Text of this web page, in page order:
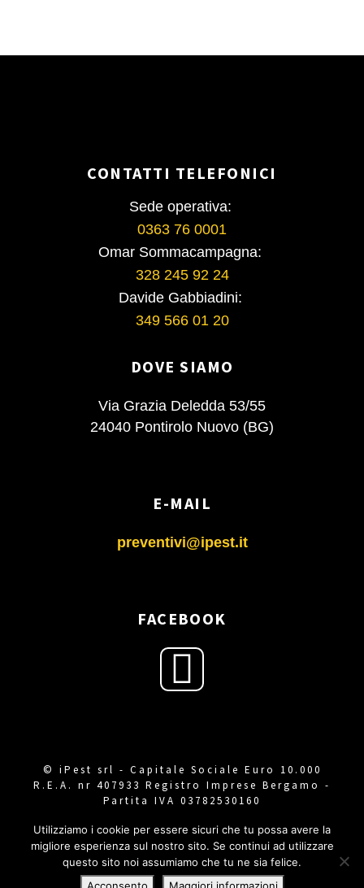
CONTATTI TELEFONICI
Sede operativa:
0363 76 0001
Omar Sommacampagna:
328 245 92 24
Davide Gabbiadini:
349 566 01 20
DOVE SIAMO
Via Grazia Deledda 53/55
24040 Pontirolo Nuovo (BG)
E-MAIL
preventivi@ipest.it
FACEBOOK
© iPest srl - Capitale Sociale Euro 10.000
R.E.A. nr 407933 Registro Imprese Bergamo -
Partita IVA 03782530160
SEO by Naxa Trattamento dei dati | Cookie
policy
Utilizziamo i cookie per essere sicuri che tu possa avere la
migliore esperienza sul nostro sito. Se continui ad utilizzare
questo sito noi assumiamo che tu ne sia felice.